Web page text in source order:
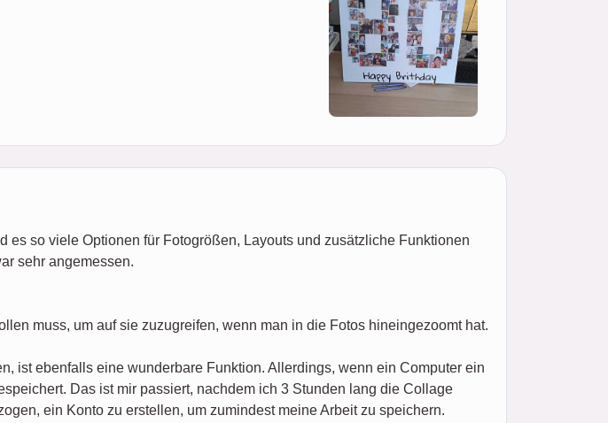
es so viele Optionen für Fotogrößen, Layouts und zusätzliche Funktionen
sehr angemessen.
muss, um auf sie zuzugreifen, wenn man in die Fotos hineingezoomt hat.
ist ebenfalls eine wunderbare Funktion. Allerdings, wenn ein Computer ein
Das ist mir passiert, nachdem ich 3 Stunden lang die Collage
ein Konto zu erstellen, um zumindest meine Arbeit zu speichern.